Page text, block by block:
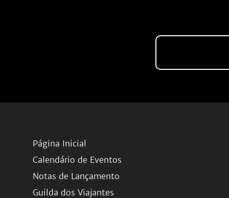
Página Inicial
Calendário de Eventos
Notas de Lançamento
Guilda dos Viajantes